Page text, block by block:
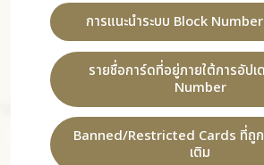
การแนะนำระบบ Block
รายชื่อการ์ดที่อยู่ภายใต้การอัป
Number
Banned/Restricted Cards ที่ถูก
เติม